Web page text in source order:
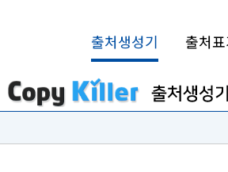
출처생성기 출처